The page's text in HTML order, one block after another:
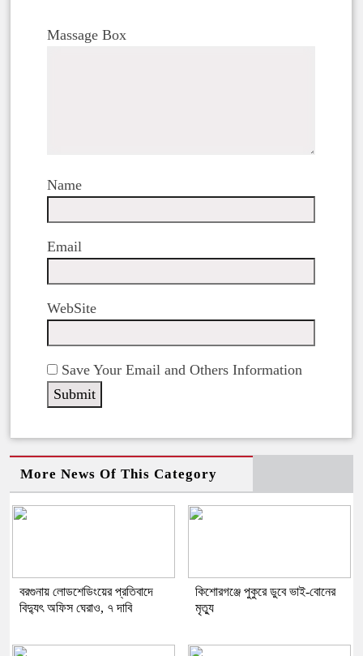
Massage Box
Name
Email
WebSite
Save Your Email and Others Information
More News Of This Category
বরগুনায় লোডশেডিংয়ের প্রতিবাদে
বিদ্যুৎ অফিস ঘেরাও, ৭ দাবি
কিশোরগঞ্জে পুকুরে ডুবে ভাই-বোনের
মৃত্যু